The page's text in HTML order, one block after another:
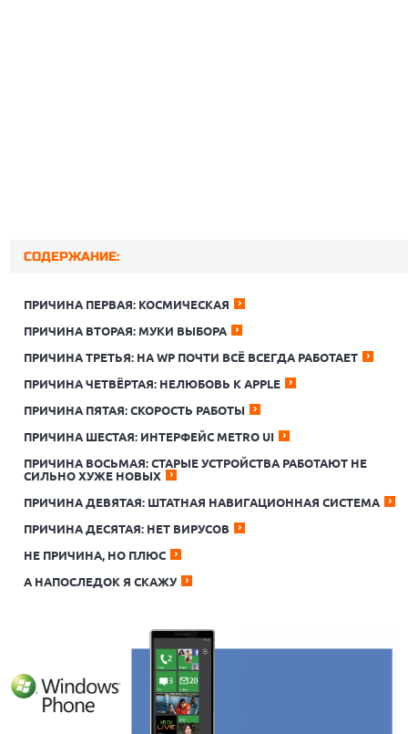
СОДЕРЖАНИЕ:
ПРИЧИНА ПЕРВАЯ: КОСМИЧЕСКАЯ
ПРИЧИНА ВТОРАЯ: МУКИ ВЫБОРА
ПРИЧИНА ТРЕТЬЯ: НА WP ПОЧТИ ВСЁ ВСЕГДА РАБОТАЕТ
ПРИЧИНА ЧЕТВЁРТАЯ: НЕЛЮБОВЬ К APPLE
ПРИЧИНА ПЯТАЯ: СКОРОСТЬ РАБОТЫ
ПРИЧИНА ШЕСТАЯ: ИНТЕРФЕЙС METRO UI
ПРИЧИНА ВОСЬМАЯ: СТАРЫЕ УСТРОЙСТВА РАБОТАЮТ НЕ
СИЛЬНО ХУЖЕ НОВЫХ
ПРИЧИНА ДЕВЯТАЯ: ШТАТНАЯ НАВИГАЦИОННАЯ СИСТЕМА
ПРИЧИНА ДЕСЯТАЯ: НЕТ ВИРУСОВ
НЕ ПРИЧИНА, НО ПЛЮС
А НАПОСЛЕДОК Я СКАЖУ